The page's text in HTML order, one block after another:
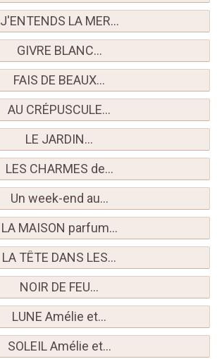
J'ENTENDS LA MER...
GIVRE BLANC...
FAIS DE BEAUX...
AU CRÉPUSCULE...
LE JARDIN...
LES CHARMES de...
Un week-end au...
LA MAISON parfum...
LA TÊTE DANS LES...
NOIR DE FEU...
LUNE Amélie et...
SOLEIL Amélie et...